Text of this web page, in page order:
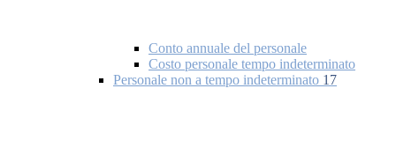
Conto annuale del personale
Costo personale tempo indeterminato
Personale non a tempo indeterminato 17